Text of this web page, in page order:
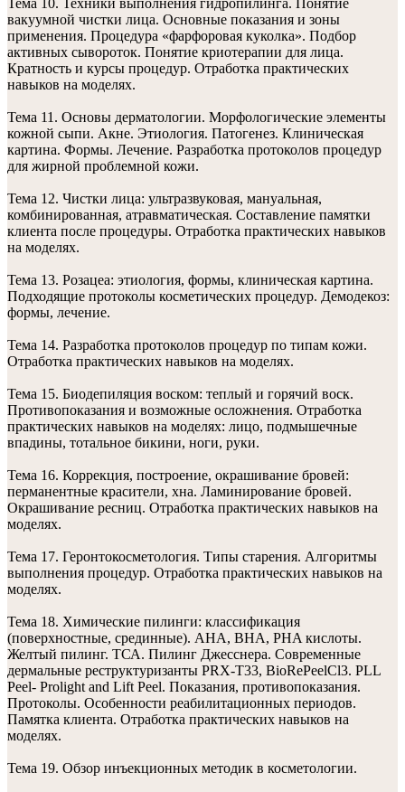
Тема 10. Техники выполнения гидропилинга. Понятие
вакуумной чистки лица. Основные показания и зоны
применения. Процедура «фарфоровая куколка». Подбор
активных сывороток. Понятие криотерапии для лица.
Кратность и курсы процедур. Отработка практических
навыков на моделях.
Тема 11. Основы дерматологии. Морфологические элементы
кожной сыпи. Акне. Этиология. Патогенез. Клиническая
картина. Формы. Лечение. Разработка протоколов процедур
для жирной проблемной кожи.
Тема 12. Чистки лица: ультразвуковая, мануальная,
комбинированная, атравматическая. Составление памятки
клиента после процедуры. Отработка практических навыков
на моделях.
Тема 13. Розацеа: этиология, формы, клиническая картина.
Подходящие протоколы косметических процедур. Демодекоз:
формы, лечение.
Тема 14. Разработка протоколов процедур по типам кожи.
Отработка практических навыков на моделях.
Тема 15. Биодепиляция воском: теплый и горячий воск.
Противопоказания и возможные осложнения. Отработка
практических навыков на моделях: лицо, подмышечные
впадины, тотальное бикини, ноги, руки.
Тема 16. Коррекция, построение, окрашивание бровей:
перманентные красители, хна. Ламинирование бровей.
Окрашивание ресниц. Отработка практических навыков на
моделях.
Тема 17. Геронтокосметология. Типы старения. Алгоритмы
выполнения процедур. Отработка практических навыков на
моделях.
Тема 18. Химические пилинги: классификация
(поверхностные, срединные). АHA, ВHА, PHA кислоты.
Желтый пилинг. ТСА. Пилинг Джесснера. Современные
дермальные реструктуризанты PRX-T33, BioRePeelCl3. PLL
Peel- Prolight and Lift Peel. Показания, противопоказания.
Протоколы. Особенности реабилитационных периодов.
Памятка клиента. Отработка практических навыков на
моделях.
Тема 19. Обзор инъекционных методик в косметологии.